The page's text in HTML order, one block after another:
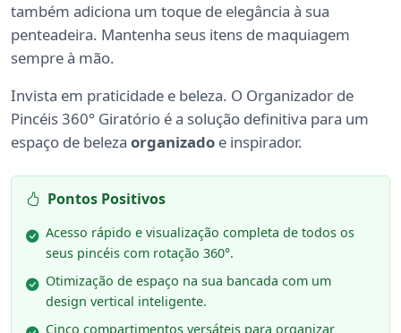
também adiciona um toque de elegância à sua
penteadeira. Mantenha seus itens de maquiagem
sempre à mão.
Invista em praticidade e beleza. O Organizador de
Pincéis 360° Giratório é a solução definitiva para um
espaço de beleza organizado e inspirador.
Pontos Positivos
Acesso rápido e visualização completa de todos os
seus pincéis com rotação 360°.
Otimização de espaço na sua bancada com um
design vertical inteligente.
Cinco compartimentos versáteis para organizar